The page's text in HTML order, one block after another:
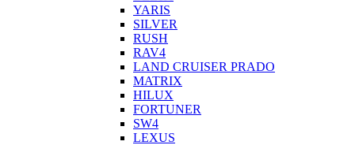
YARIS
SILVER
RUSH
RAV4
LAND CRUISER PRADO
MATRIX
HILUX
FORTUNER
SW4
LEXUS